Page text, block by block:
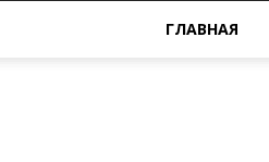
ГЛАВНАЯ